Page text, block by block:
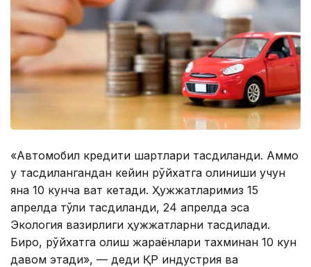
«Автомобил кредити шартлари тасдиқланди. Аммо
у тасдиқлангандан кейин рўйхатга олиниши учун
яна 10 кунча вақт кетади. Ҳужжатларимиз 15
апрелда тўлиқ тасдиқланди, 24 апрелда эса
Экология вазирлиги ҳужжатларни тасдиқлади.
Бироқ, рўйхатга олиш жараёнлари тахминан 10 кун
давом этади», — деди ҚР индустрия ва